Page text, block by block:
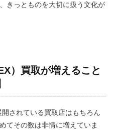
きっとものを大切に扱う文化が
）買取が増えること
されている買取店はもちろん
てその数は非情に増えていま